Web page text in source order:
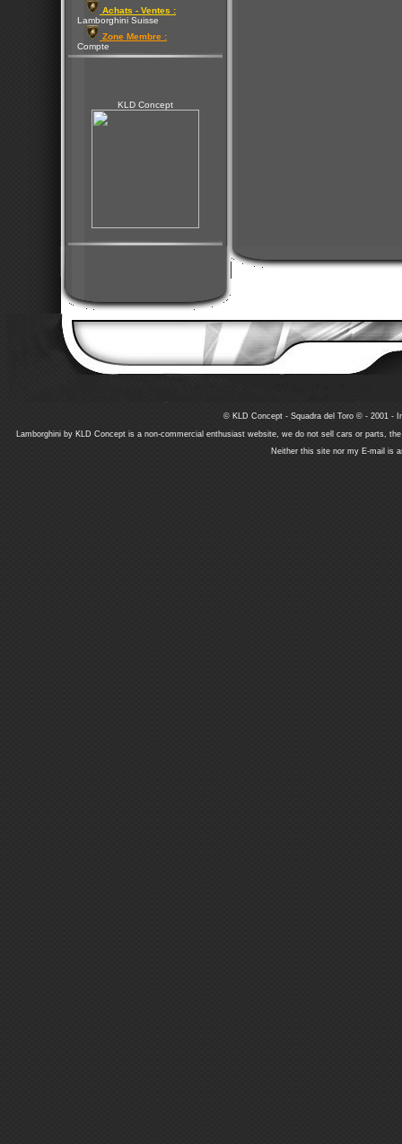
Achats - Ventes :
Lamborghini Suisse
Zone Membre :
Compte
KLD Concept
© KLD Concept - Squadra del Toro © - 2001 -
Lamborghini by KLD Concept is a non-commercial enthusiast website, we do not sell cars or parts,
Neither this site nor my E-mail is